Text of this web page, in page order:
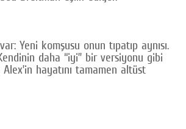
Yeni komşusu onun tıpatıp aynısı.
daha “iyi” bir versiyonu gibi
hayatını tamamen altüst